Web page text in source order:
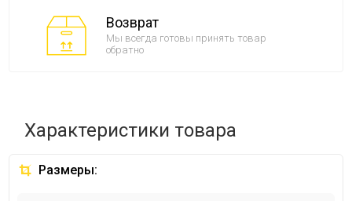
Возврат
Мы всегда готовы принять товар
обратно
Характеристики товара
Размеры: